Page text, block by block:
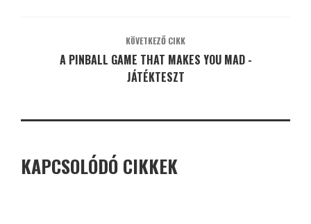
KÖVETKEZŐ CIKK
A PINBALL GAME THAT MAKES YOU MAD -
JÁTÉKTESZT
KAPCSOLÓDÓ CIKKEK